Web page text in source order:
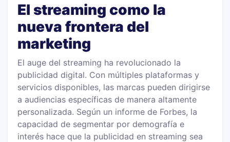
El streaming como la
nueva frontera del
marketing
El auge del streaming ha revolucionado la
publicidad digital. Con múltiples plataformas y
servicios disponibles, las marcas pueden dirigirse
a audiencias específicas de manera altamente
personalizada. Según un informe de Forbes, la
capacidad de segmentar por demografía e
interés hace que la publicidad en streaming sea